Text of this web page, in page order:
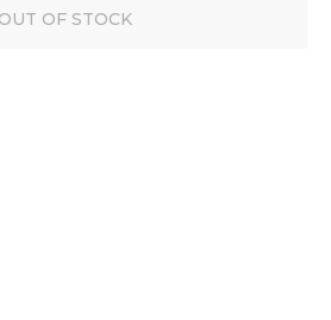
OUT OF STOCK